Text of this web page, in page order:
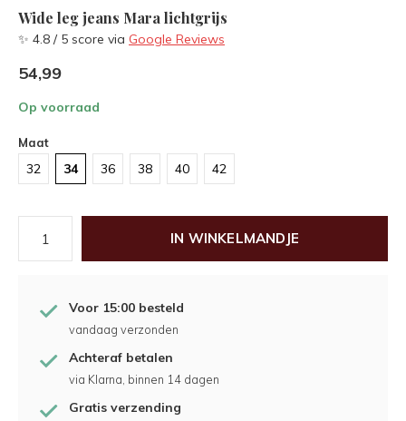
Wide leg jeans Mara lichtgrijs
✨ 4.8 / 5 score via Google Reviews
54,99
Op voorraad
Maat
32 34 36 38 40 42
IN WINKELMANDJE
Voor 15:00 besteld
vandaag verzonden
Achteraf betalen
via Klarna, binnen 14 dagen
Gratis verzending